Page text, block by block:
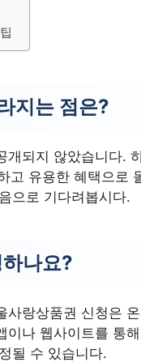
지는 점은?
되지 않았습니다.
유용한 혜택으로
으로 기다려봅시다.
나요?
랑상품권 신청은
나 웹사이트를 통
될 수 있습니다.